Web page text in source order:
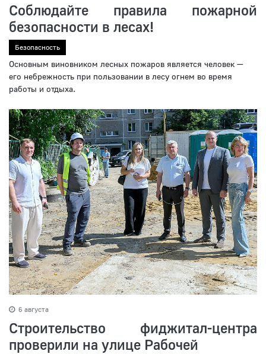
Соблюдайте правила пожарной
безопасности в лесах!
Безопасность
Основным виновником лесных пожаров является человек —
его небрежность при пользовании в лесу огнем во время
работы и отдыха.
6 августа
Строительство фиджитал-центра
проверили на улице Рабочей